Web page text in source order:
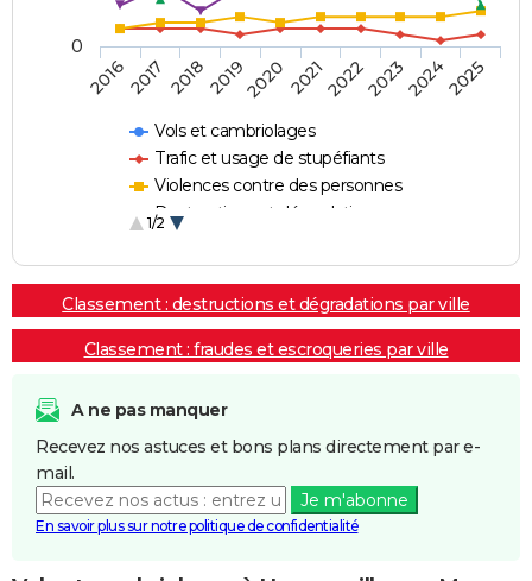
Vols et cambriolages
Trafic et usage de stupéfiants
Violences contre des personnes
Destructions et dégradations
1/2
20162017 20182019202020212022202320242025
0
Classement : destructions et dégradations par ville
Classement : fraudes et escroqueries par ville
A ne pas manquer
Recevez nos astuces et bons plans directement par e-
mail.
Je m'abonne
En savoir plus sur notre politique de confidentialité